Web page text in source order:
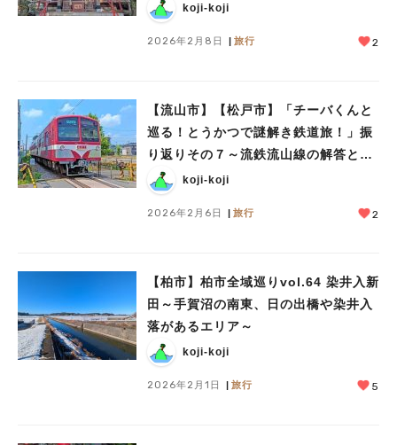
koji-koji
2026年2月8日 旅行 2
【流山市】【松戸市】「チーバくんと
巡る！とうかつで謎解き鉄道旅！」振
り返りその７～流鉄流山線の解答と京
成松戸線の問題～
koji-koji
2026年2月6日 旅行 2
【柏市】柏市全域巡りvol.64 染井入新
田～手賀沼の南東、日の出橋や染井入
落があるエリア～
koji-koji
2026年2月1日 旅行 5